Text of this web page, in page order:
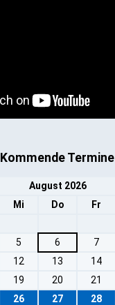
Kommende Termine
August 2026
Mi Do Fr
5 6 7
12 13 14
19 20 21
26 27 28